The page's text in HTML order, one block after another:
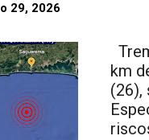
29, 2026
km
(26),